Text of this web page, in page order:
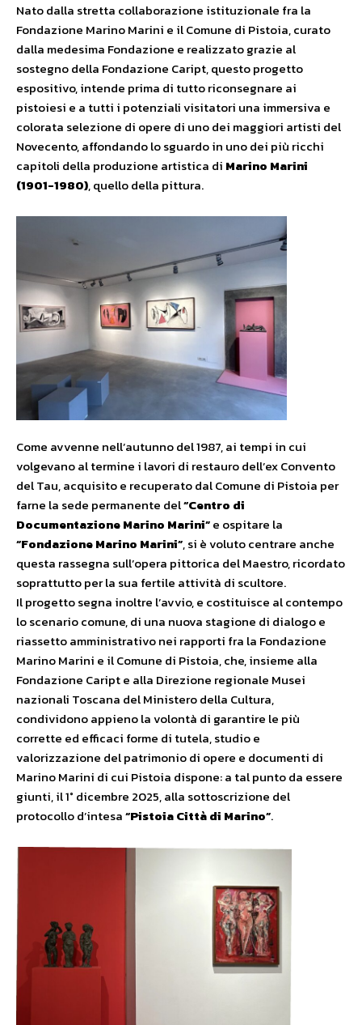
Nato dalla stretta collaborazione istituzionale fra la
Fondazione Marino Marini e il Comune di Pistoia, curato
dalla medesima Fondazione e realizzato grazie al
sostegno della Fondazione Caript, questo progetto
espositivo, intende prima di tutto riconsegnare ai
pistoiesi e a tutti i potenziali visitatori una immersiva e
colorata selezione di opere di uno dei maggiori artisti del
Novecento, affondando lo sguardo in uno dei più ricchi
capitoli della produzione artistica di Marino Marini
(1901-1980), quello della pittura.
Come avvenne nell’autunno del 1987, ai tempi in cui
volgevano al termine i lavori di restauro dell’ex Convento
del Tau, acquisito e recuperato dal Comune di Pistoia per
farne la sede permanente del“Centro di
Documentazione Marino Marini”e ospitare la
“Fondazione Marino Marini”, si è voluto centrare anche
questa rassegna sull’opera pittorica del Maestro, ricordato
soprattutto per la sua fertile attività di scultore.
Il progetto segna inoltre l’avvio, e costituisce al contempo
lo scenario comune, di una nuova stagione di dialogo e
riassetto amministrativo nei rapporti fra la Fondazione
Marino Marini e il Comune di Pistoia, che, insieme alla
Fondazione Caript e alla Direzione regionale Musei
nazionali Toscana del Ministero della Cultura,
condividono appieno la volontà di garantire le più
corrette ed efficaci forme di tutela, studio e
valorizzazione del patrimonio di opere e documenti di
Marino Marini di cui Pistoia dispone: a tal punto da essere
giunti, il 1° dicembre 2025, alla sottoscrizione del
protocollo d’intesa“Pistoia Città di Marino”.